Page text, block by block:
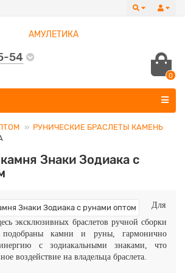
54
0
РУНИЧЕСКИЕ БРАСЛЕТЫ КАМЕНЬ
Знаки Зодиака с
Для
эксклюзивных браслетов ручной сборки
подобраны камни и руны, гармонично
с зодиакальными знаками, что
воздействие на владельца браслета.